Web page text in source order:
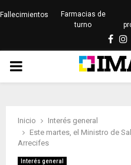
Fallecimientos
Farmacias de
turno
PRIMARY
Inicio
Interés general
Este martes, el Ministro de
Arrecifes
Interés general